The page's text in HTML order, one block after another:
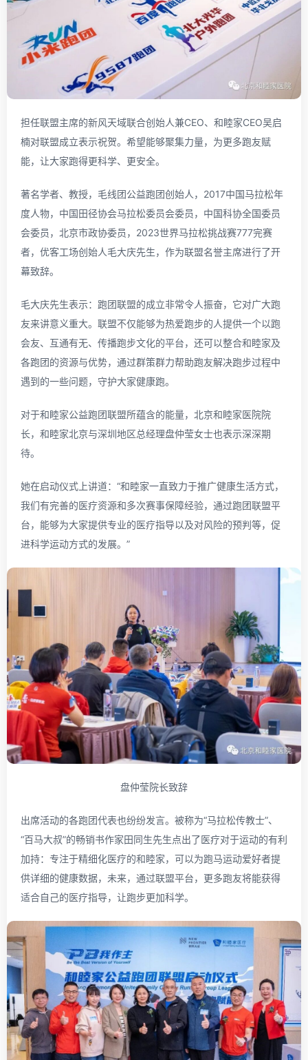
担任联盟主席的新风天域联合创始人兼CEO、和睦家CEO吴启
楠对联盟成立表示祝贺。希望能够聚集力量，为更多跑友赋
能，让大家跑得更科学、更安全。
著名学者、教授，毛线团公益跑团创始人，2017中国马拉松年
度人物，中国田径协会马拉松委员会委员，中国科协全国委员
会委员，北京市政协委员，2023世界马拉松挑战赛777完赛
者，优客工场创始人毛大庆先生，作为联盟名誉主席进行了开
幕致辞。
毛大庆先生表示：跑团联盟的成立非常令人振奋，它对广大跑
友来讲意义重大。联盟不仅能够为热爱跑步的人提供一个以跑
会友、互通有无、传播跑步文化的平台，还可以整合和睦家及
各跑团的资源与优势，通过群策群力帮助跑友解决跑步过程中
遇到的一些问题，守护大家健康跑。
对于和睦家公益跑团联盟所蕴含的能量，北京和睦家医院院
长，和睦家北京与深圳地区总经理盘仲莹女士也表示深深期
待。
她在启动仪式上讲道：“和睦家一直致力于推广健康生活方式，
我们有完善的医疗资源和多次赛事保障经验，通过跑团联盟平
台，能够为大家提供专业的医疗指导以及对风险的预判等，促
进科学运动方式的发展。”
盘仲莹院长致辞
出席活动的各跑团代表也纷纷发言。被称为“马拉松传教士”、
“百马大叔”的畅销书作家田同生先生点出了医疗对于运动的有利
加持：专注于精细化医疗的和睦家，可以为跑马运动爱好者提
供详细的健康数据，未来，通过联盟平台，更多跑友将能获得
适合自己的医疗指导，让跑步更加科学。